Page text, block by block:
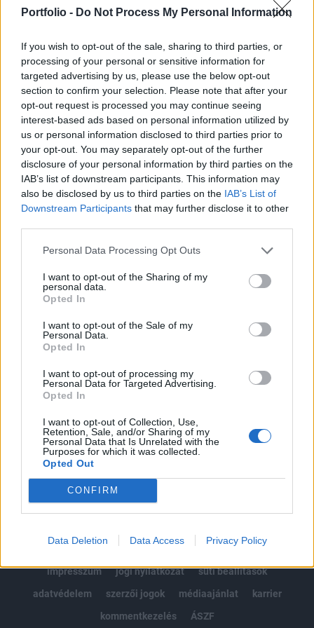
Portfolio - Do Not Process My Personal Information
If you wish to opt-out of the sale, sharing to third parties, or
processing of your personal or sensitive information for
targeted advertising by us, please use the below opt-out
section to confirm your selection. Please note that after your
opt-out request is processed you may continue seeing
interest-based ads based on personal information utilized by
us or personal information disclosed to third parties prior to
your opt-out. You may separately opt-out of the further
disclosure of your personal information by third parties on the
IAB’s list of downstream participants. This information may
also be disclosed by us to third parties on the IAB’s List of
Downstream Participants that may further disclose it to other
Personal Data Processing Opt Outs
I want to opt-out of the Sharing of my
personal data.
Opted In
I want to opt-out of the Sale of my
Personal Data.
Opted In
I want to opt-out of processing my
Personal Data for Targeted Advertising.
Opted In
I want to opt-out of Collection, Use,
Retention, Sale, and/or Sharing of my
Personal Data that Is Unrelated with the
Purposes for which it was collected.
Opted Out
CONFIRM
Data Deletion Data Access Privacy Policy
esetén - áll a társaság délután kiadott
A Budapest Airport folyamatos kapcsolatot tart fenn a
Nemzeti Népegészségügyi Központtal (NNK), valamint
Budapest Főváros Kormányhivatala Népegészségügyi
Főosztályának (BFKH NFO) repülőtéri népegészségügyi
kirendeltségével, hogy elrendelés esetén a rendkívüli
óvintézkedéseket haladéktalanul be tudja vezetni a
repülőtéren. A Budapest Airport szerdától megkezdi...
KEDVES OLVASÓNK!
tartozik, melynek olvasása előfizetéses
regisztrációhoz kötött.
Az előfizetés a következőket tartalmazza:
Kötéslisták: BÉT elmúlt 2 év napon belüli
kötéslistái
Előfizetés
MÁR ELŐFIZETŐNK VAGY?BEJELENTKEZÉS
impresszum
jogi nyilatkozat
süti beállítások
adatvédelem
szerzői jogok médiaajánlat
karrier
kommentkezelés
ÁSZF